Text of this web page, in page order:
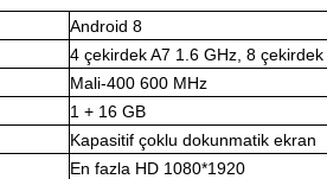
Android 8
4 çekirdek A7 1.6 GHz, 8
Mali-400 600 MHz
1 + 16 GB
Kapasitif çoklu dokunmatik ekran
En fazla HD 1080*1920